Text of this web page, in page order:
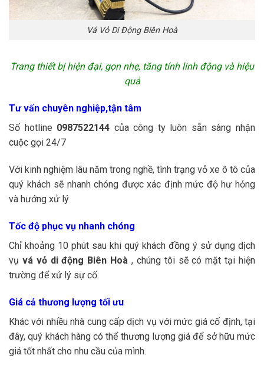
Vá Vỏ Di Động Biên Hoà
Trang thiết bị hiện đại, gọn nhẹ, tăng tính linh động và hiệu
quả
Tư vấn chuyên nghiệp,tận tâm
Số hotline 0987522144 của công ty luôn sẵn sàng nhận
cuộc gọi 24/7
Với kinh nghiệm lâu năm trong nghề, tình trạng vỏ xe ô tô của
quý khách sẽ nhanh chóng được xác định mức độ hư hỏng
và hướng xử lý
Tốc độ phục vụ nhanh chóng
Chỉ khoảng 10 phút sau khi quý khách đồng ý sử dụng dịch
vụ vá vỏ di động Biên Hoà , chúng tôi sẽ có mặt tại hiện
trường để xử lý sự cố.
Giá cả thương lượng tối ưu
Khác với nhiều nhà cung cấp dịch vụ với mức giá cố định, tại
đây, quý khách hàng có thể thương lượng giá để sở hữu mức
giá tốt nhất cho nhu cầu của mình.